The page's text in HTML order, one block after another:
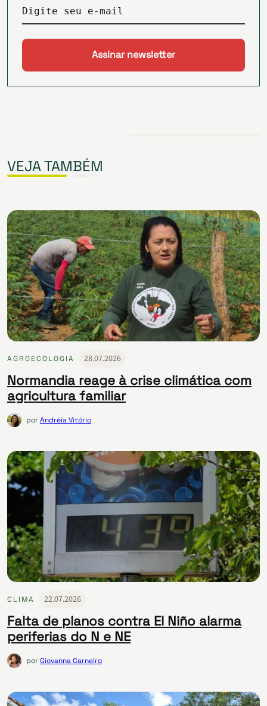
Digite seu e-mail
VEJA TAMBÉM
AGROECOLOGIA 28.07.2026
Normandia reage à crise climática com
agricultura familiar
porAndréia Vitório
CLIMA 22.07.2026
Falta de planos contra El Niño alarma
periferias do N e NE
porGiovanna Carneiro